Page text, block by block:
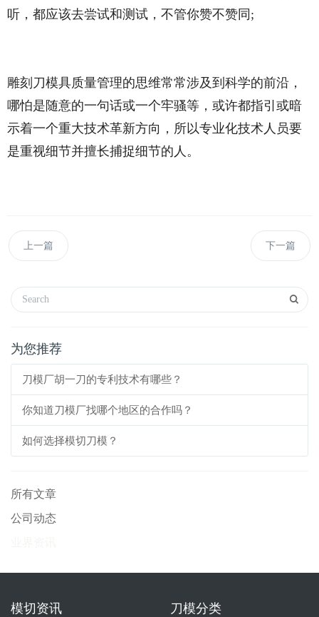
听，都应该去尝试和测试，不管你赞不赞同;
雕刻刀模具质量管理的思维常常涉及到科学的前沿，
哪怕是随意的一句话或一个牢骚等，或许都指引或暗
示着一个重大技术革新方向，所以专业化技术人员要
是重视细节并擅长捕捉细节的人。
上一篇 下一篇
为您推荐
刀模厂胡一刀的专利技术有哪些？
你知道刀模厂找哪个地区的合作吗？
如何选择模切刀模？
所有文章
公司动态
模切资讯 刀模分类